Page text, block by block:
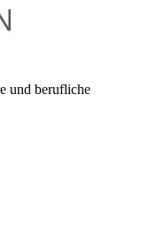
und berufliche